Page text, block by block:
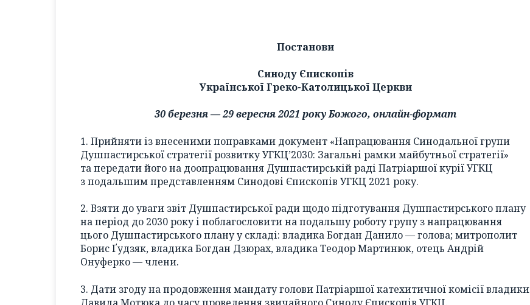
Постанови
Синоду Єпископів
Української Греко-Католицької Церкви
30 березня — 29 вересня 2021 року Божого, онлайн-формат
1. Прийняти із внесеними поправками документ «Напрацювання Синодальної групи
Душпастирської стратегії розвитку УГКЦ’2030: Загальні рамки майбутньої стратегії»
та передати його на доопрацювання Душпастирській раді Патріаршої курії УГКЦ
з подальшим представленням Синодові Єпископів УГКЦ 2021 року.
2. Взяти до уваги звіт Душпастирської ради щодо підготування Душпастирського плану
на період до 2030 року і поблагословити на подальшу роботу групу з напрацювання
цього Душпастирського плану у складі: владика Богдан Данило — голова; митрополит
Борис Ґудзяк, владика Богдан Дзюрах, владика Теодор Мартинюк, отець Андрій
Онуферко — члени.
3. Дати згоду на продовження мандату голови Патріаршої катехитичної комісії владики